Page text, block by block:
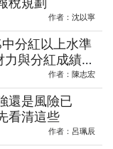
作者： 沈以寧
分紅以上水準
與分紅成績實
作者： 陳志宏
還是風險已
看清這些
作者： 呂珮辰